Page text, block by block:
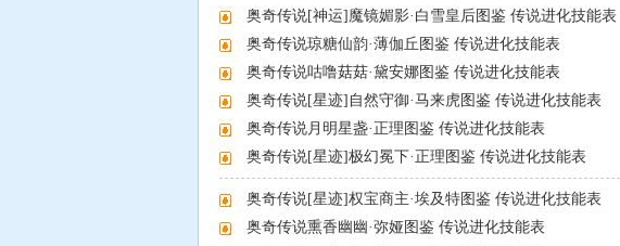
奥奇传说[神运]魔镜媚影·白雪皇后图鉴 传说进化技能表
奥奇传说琼糖仙韵·薄伽丘图鉴 传说进化技能表
奥奇传说咕噜菇菇·黛安娜图鉴 传说进化技能表
奥奇传说[星迹]自然守御·马来虎图鉴 传说进化技能表
奥奇传说月明星盏·正理图鉴 传说进化技能表
奥奇传说[星迹]极幻冕下·正理图鉴 传说进化技能表
奥奇传说[星迹]权宝商主·埃及特图鉴 传说进化技能表
奥奇传说熏香幽幽·弥娅图鉴 传说进化技能表
奥奇传说漫画大全